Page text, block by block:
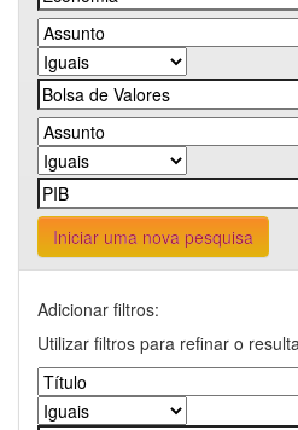
Iniciar uma nova pesquisa
Adicionar filtros:
Utilizar filtros para refinar o